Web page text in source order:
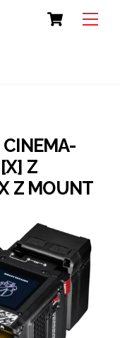
Cart
CINEMA-
Z
Z MOUNT